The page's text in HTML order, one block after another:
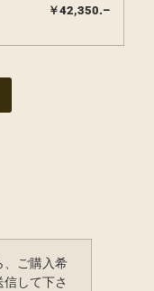
￥42,350.–
、ご購入希
して下さ